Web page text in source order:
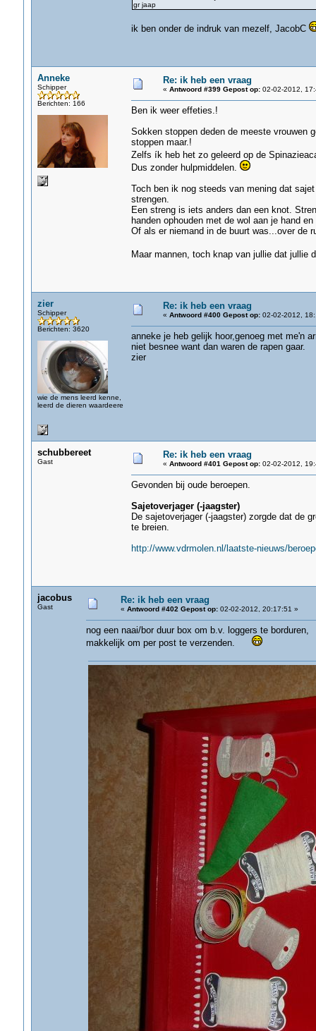
gr jaap
ik ben onder de indruk van mezelf, JacobC
Anneke
Schipper
Berichten: 166
Re: ik heb een vraag
« Antwoord #399 Gepost op:02-02-2012,
Ben ik weer effeties.!
Sokken stoppen deden de meeste vrouwen
stoppen maar.!
Zelfs ík heb het zo geleerd op de
Dus zonder hulpmiddelen.
Toch ben ik nog steeds van mening dat
strengen.
Een streng is iets anders dan een knot.
handen ophouden met de wol aan je hand
Of als er niemand in de buurt was...over de
Maar mannen, toch knap van jullie dat
zier
Schipper
Berichten: 3620
wie de mens leerd kenne,
leerd de dieren waardeere
Re: ik heb een vraag
« Antwoord #400 Gepost op:02-02-2012,
anneke je heb gelijk hoor,genoeg met me'n
niet besnee want dan waren de rapen gaar.
zier
schubbereet
Gast
Re: ik heb een vraag
« Antwoord #401 Gepost op:02-02-2012,
Gevonden bij oude beroepen.
Sajetoverjager (-jaagster)
De sajetoverjager (-jaagster) zorgde dat de
te breien.
http://www.vdrmolen.nl/laatste-nieuws/
jacobus
Gast
Re: ik heb een vraag
« Antwoord #402 Gepost op:02-02-2012, 20:17:51 »
nog een naai/bor duur box om b.v. loggers te borduren,
makkelijk om per post te verzenden.